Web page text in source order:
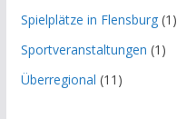
Spielplätze in Flensburg(1)
Sportveranstaltungen (1)
Überregional (11)